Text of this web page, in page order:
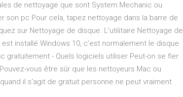
de nettoyage que sont System Mechanic ou
son pc Pour cela, tapez nettoyage dans la barre de
sur Nettoyage de disque. L’utilitaire Nettoyage de
installé Windows 10, c’est normalement le disque
gratuitement - Quels logiciels utiliser Peut-on se fier
vous être sûr que les nettoyeurs Mac ou
il s'agit de gratuit personne ne peut vraiment